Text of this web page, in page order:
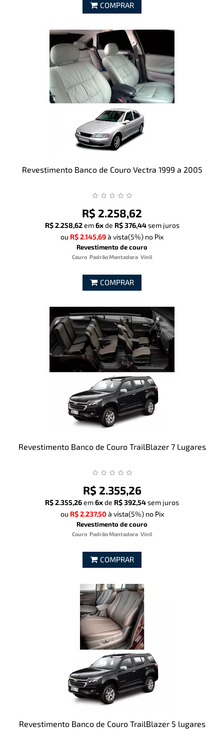
COMPRAR
Revestimento Banco de Couro Vectra 1999 a 2005
R$ 2.258,62
R$ 2.258,62 em6x de R$ 376,44 sem juros
ou R$ 2.145,69à vista(5%) no Pix
Revestimento de couro
Couro Padrão Montadora Vinil
COMPRAR
Revestimento Banco de Couro TrailBlazer 7 Lugares
R$ 2.355,26
R$ 2.355,26em6xde R$ 392,54sem juros
ou R$ 2.237,50à vista(5%)no Pix
Revestimento de couro
Couro Padrão Montadora Vinil
COMPRAR
Revestimento Banco de Couro TrailBlazer 5 lugares